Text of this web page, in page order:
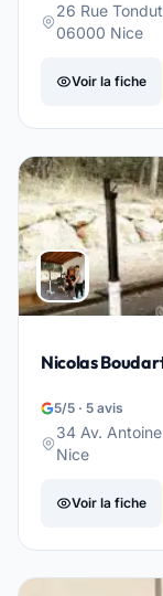
26 Rue
06000 Nice
Voir la fiche
Nicolas
5/5 · 5 avis
34 Av.
Nice
Voir la fiche